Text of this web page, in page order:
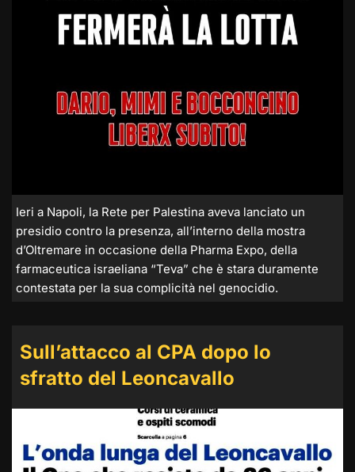
Ieri a Napoli, la Rete per Palestina aveva lanciato un
presidio contro la presenza, all’interno della mostra
d’Oltremare in occasione della Pharma Expo, della
farmaceutica israeliana “Teva” che è stara duramente
contestata per la sua complicità nel genocidio.
Sull’attacco al CPA dopo lo
sfratto del Leoncavallo